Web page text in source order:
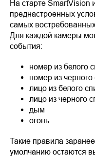
На старте SmartVision
преднастроенных
самых
Для каждой камеры
события:
номер из белого
номер из черного
лицо из белого
лицо из черного
дым
огонь
Такие правила
умолчанию остаются